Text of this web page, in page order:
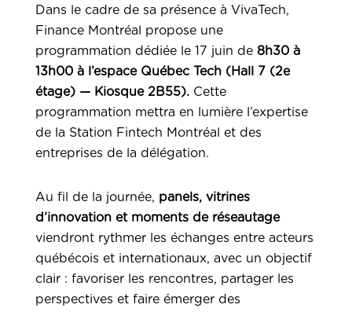
Dans le cadre de sa présence à VivaTech,
Finance Montréal propose une
programmation dédiée le 17 juin de 8h30 à
13h00 à l’espace Québec Tech (Hall 7 (2e
étage) — Kiosque 2B55). Cette
programmation mettra en lumière l’expertise
de la Station Fintech Montréal et des
entreprises de la délégation.
Au fil de la journée, panels, vitrines
d’innovation et moments de réseautage
viendront rythmer les échanges entre acteurs
québécois et internationaux, avec un objectif
clair : favoriser les rencontres, partager les
perspectives et faire émerger des